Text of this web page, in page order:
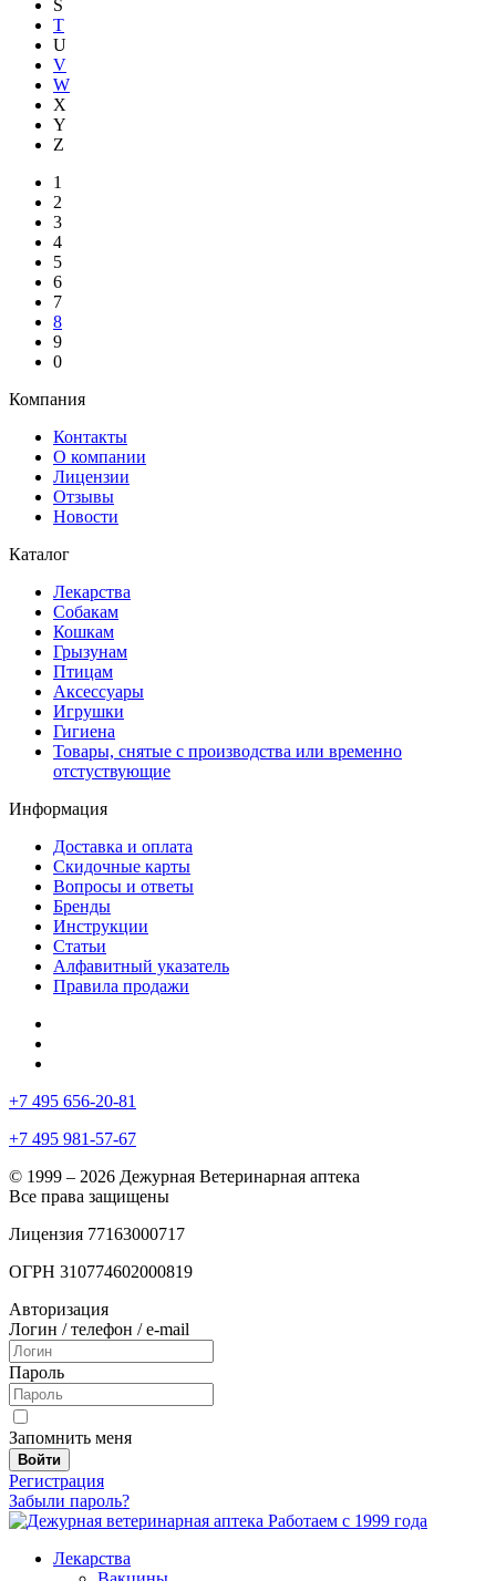
S
T
U
V
W
X
Y
Z
1
2
3
4
5
6
7
8
9
0
Компания
Контакты
О компании
Лицензии
Отзывы
Новости
Каталог
Лекарства
Собакам
Кошкам
Грызунам
Птицам
Аксессуары
Игрушки
Гигиена
Товары, снятые с производства или временно
отстуствующие
Информация
Доставка и оплата
Скидочные карты
Вопросы и ответы
Бренды
Инструкции
Статьи
Алфавитный указатель
Правила продажи
+7 495 656-20-81
+7 495 981-57-67
© 1999 – 2026 Дежурная Ветеринарная аптека
Все права защищены
Лицензия 77163000717
ОГРН 310774602000819
Авторизация
Логин / телефон / e-mail
Пароль
Запомнить меня
Войти
Регистрация
Забыли пароль?
Работаем с 1999 года
Лекарства